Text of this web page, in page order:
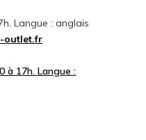
Langue : anglais
outlet.fr
à 17h. Langue :